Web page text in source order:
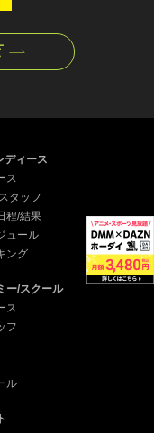
ディース
ス
タッフ
程/結果
ュール
ング
ー/スクール
ス
フ
ル